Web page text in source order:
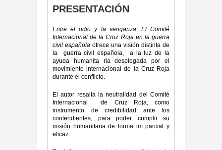
PRESENTACIÓN
Entre el odio y la venganza .ElComité
Internacionalde laCruz Roja en laguerra
civil española ofrece una visión distinta de
la guerra civil española, a la luz de la
ayuda humanita­ ria desplegada por el
movimiento internacional de la Cruz Roja
durante el conflicto.
El autor resalta la neutralidad del Comité
Internacional de Cruz Roja, como
instrumento de credibilidad ante los
contendientes, para poder cumplir su
misión humanitaria de forma im­ parcial y
eficaz.